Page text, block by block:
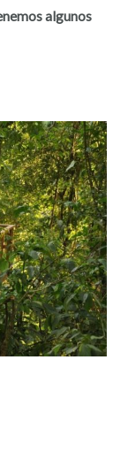
algunos